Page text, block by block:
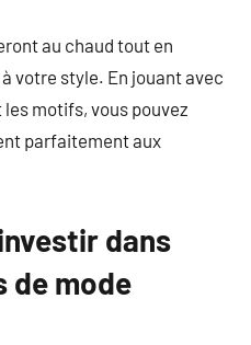
au chaud tout en
votre style. En jouant avec
motifs, vous pouvez
parfaitement aux
dans
de mode